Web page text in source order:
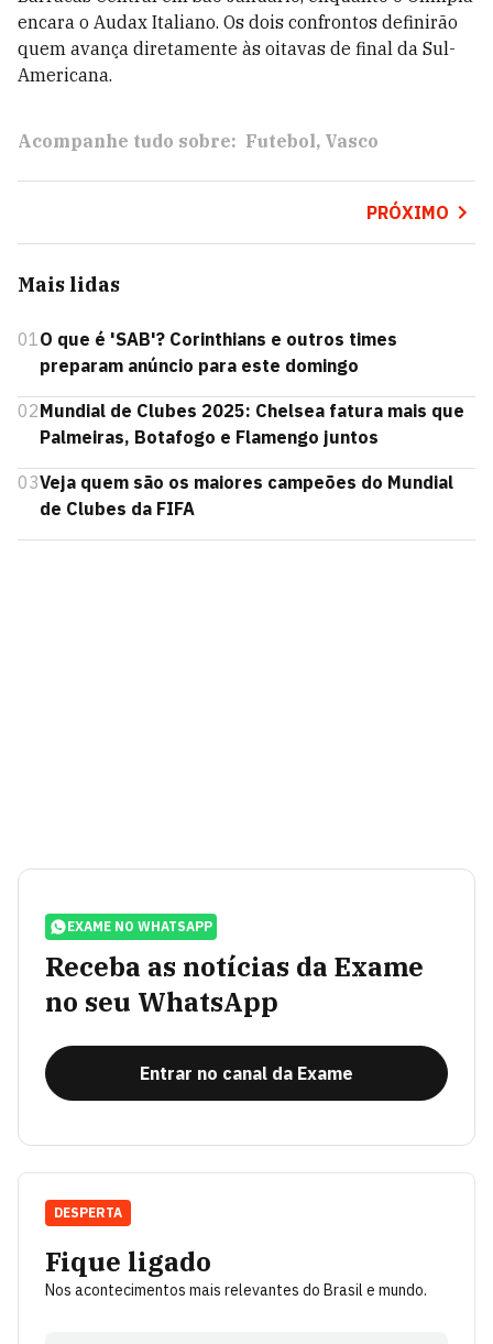
encara o Audax Italiano. Os dois confrontos definirão
quem avança diretamente às oitavas de final da Sul-
Americana.
Acompanhe tudo sobre: Futebol Vasco
PRÓXIMO
Mais lidas
01O que é 'SAB'? Corinthians e outros times
preparam anúncio para este domingo
02Mundial de Clubes 2025: Chelsea fatura mais que
Palmeiras, Botafogo e Flamengo juntos
03Veja quem são os maiores campeões do Mundial
de Clubes da FIFA
EXAME NO WHATSAPP
Receba as notícias da Exame
no seu WhatsApp
Entrar no canal da Exame
Fique ligado
Nos acontecimentos mais relevantes do Brasil e mundo.
DESPERTA